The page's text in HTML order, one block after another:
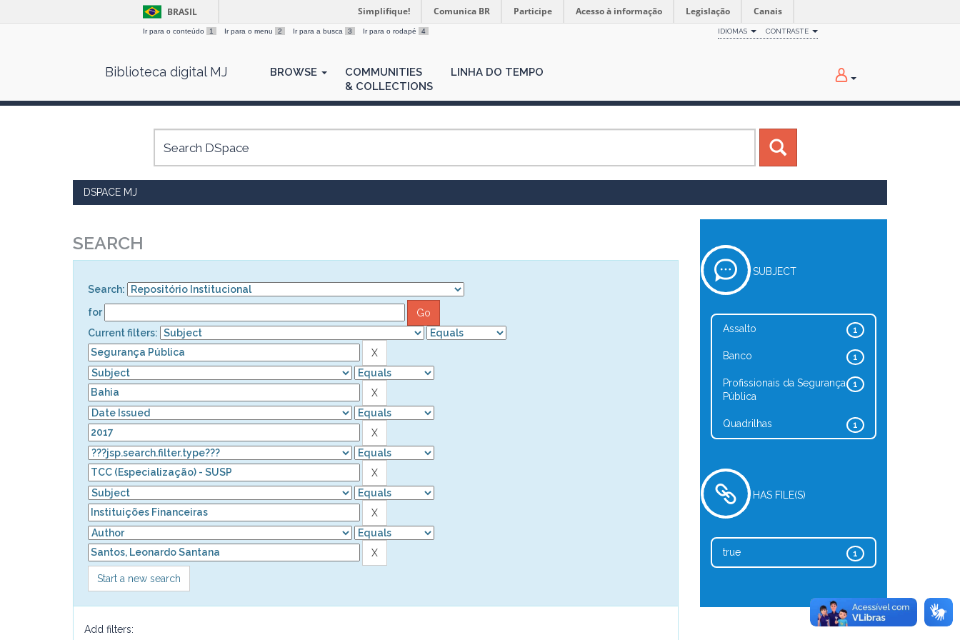
BRASIL Simplifique! Comunica BR Participe Acesso à informação Legislação Canais
Ir para o conteúdo 1 Ir para o menu 2 Ir para a busca 3 Ir para o rodapé 4 IDIOMAS CONTRASTE
Biblioteca digital MJ BROWSE
COMMUNITIES
& COLLECTIONS
LINHA DO TEMPO
DSPACE MJ
SEARCH
Search:
for
Current filters:
Start a new search
Add filters:
SUBJECT
1
Assalto
1
Banco
1
Profissionais da Segurança
Pública
1
Quadrilhas
HAS FILE(S)
1
true